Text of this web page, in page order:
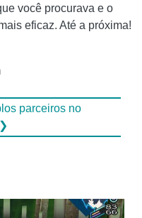
você procurava e o
eficaz. Até a próxima!
parceiros no